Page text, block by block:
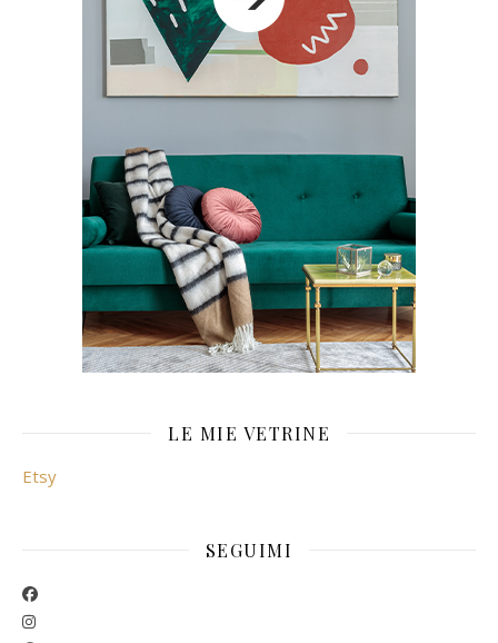
LE MIE VETRINE
Etsy
SEGUIMI